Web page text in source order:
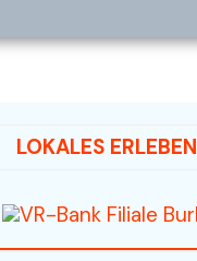
LOKALES ERLEBEN